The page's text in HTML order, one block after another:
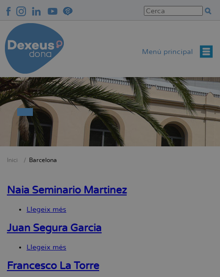
contingut
Menú principal
Inici Barcelona
Naia Seminario Martinez
Llegeix més
Seminario
Martinez
Juan Segura Garcia
Llegeix més
Segura
Garcia
Francesco La Torre